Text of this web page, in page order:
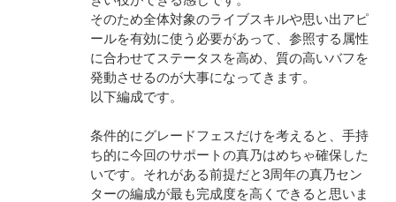
そのため全体対象のライブスキルや思い出アピ
ールを有効に使う必要があって、参照する属性
に合わせてステータスを高め、質の高いバフを
発動させるのが大事になってきます。
以下編成です。
条件的にグレードフェスだけを考えると、手持
ち的に今回のサポートの真乃はめちゃ確保した
いです。それがある前提だと3周年の真乃セン
ターの編成が最も完成度を高くできると思いま